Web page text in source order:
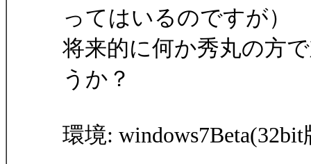
ってはいるのですが）
将来的に何か秀丸の方
うか？
環境: